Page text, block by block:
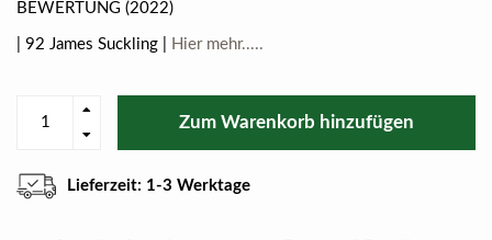
BEWERTUNG (2022)
| 92 James Suckling | Hier mehr.....
Zum Warenkorb hinzufügen
Lieferzeit: 1-3 Werktage